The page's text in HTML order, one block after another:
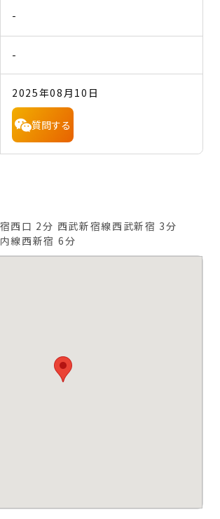
-
-
2025年08月10日
質問する
西口 2分 西武新宿線西武新宿 3分
線西新宿 6分